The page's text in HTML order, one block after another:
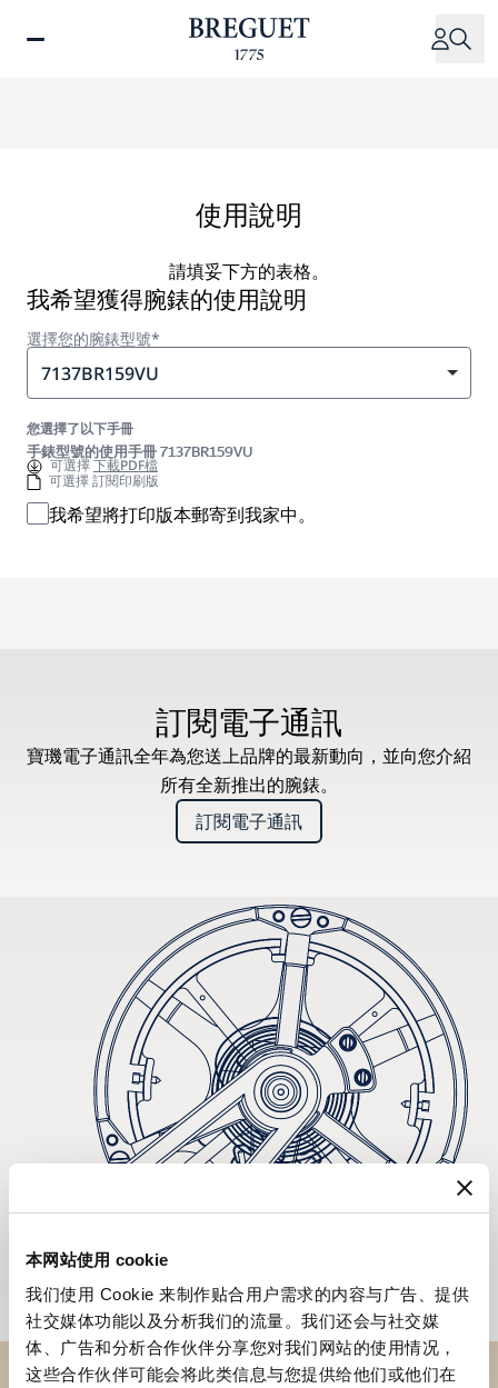
本网站使用 cookie
我们使用 Cookie 来制作贴合用户需求的内容与广告、提供
社交媒体功能以及分析我们的流量。我们还会与社交媒
体、广告和分析合作伙伴分享您对我们网站的使用情况，
这些合作伙伴可能会将此类信息与您提供给他们或他们在
使用說明
請填妥下方的表格。
我希望獲得腕錶的使用說明
選擇您的腕錶型號*
7137BR159VU
您選擇了以下手冊
手錶型號的使用手冊 7137BR159VU
可選擇下載PDF檔
可選擇 訂閱印刷版
我希望將打印版本郵寄到我家中。
訂閱電子通訊
寶璣電子通訊全年為您送上品牌的最新動向，並向您介紹
所有全新推出的腕錶。
訂閱電子通訊